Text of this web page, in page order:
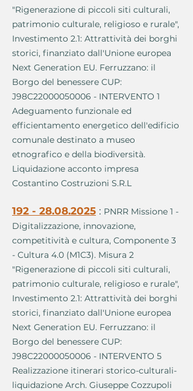
"Rigenerazione di piccoli siti culturali,
patrimonio culturale, religioso e rurale",
Investimento 2.1: Attrattività dei borghi
storici, finanziato dall'Unione europea
Next Generation EU. Ferruzzano: il
Borgo del benessere CUP:
J98C22000050006 - INTERVENTO 1
Adeguamento funzionale ed
efficientamento energetico dell'edificio
comunale destinato a museo
etnografico e della biodiversità.
Liquidazione acconto impresa
Costantino Costruzioni S.R.L
192 - 28.08.2025 : PNRR Missione 1 -
Digitalizzazione, innovazione,
competitività e cultura, Componente 3
- Cultura 4.0 (M1C3). Misura 2
"Rigenerazione di piccoli siti culturali,
patrimonio culturale, religioso e rurale",
Investimento 2.1: Attrattività dei borghi
storici, finanziato dall'Unione europea
Next Generation EU. Ferruzzano: il
Borgo del benessere CUP:
J98C22000050006 - INTERVENTO 5
Realizzazione itinerari storico-culturali-
liquidazione Arch. Giuseppe Cozzupoli